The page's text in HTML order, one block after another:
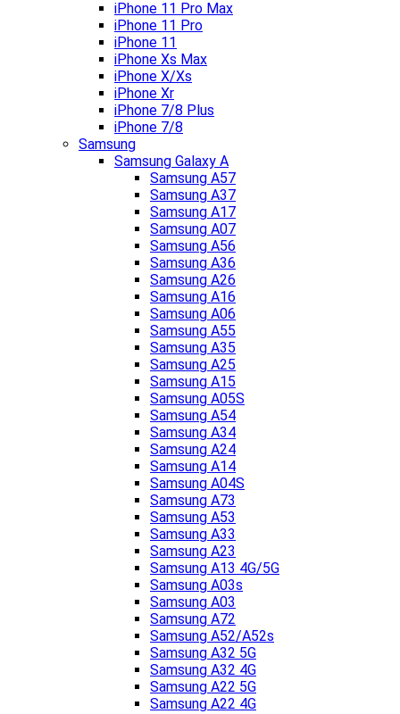
iPhone 11 Pro Max
iPhone 11 Pro
iPhone 11
iPhone Xs Max
iPhone X/Xs
iPhone Xr
iPhone 7/8 Plus
iPhone 7/8
Samsung
Samsung Galaxy A
Samsung A57
Samsung A37
Samsung A17
Samsung A07
Samsung A56
Samsung A36
Samsung A26
Samsung A16
Samsung A06
Samsung A55
Samsung A35
Samsung A25
Samsung A15
Samsung A05S
Samsung A54
Samsung A34
Samsung A24
Samsung A14
Samsung A04S
Samsung A73
Samsung A53
Samsung A33
Samsung A23
Samsung A13 4G/5G
Samsung A03s
Samsung A03
Samsung A72
Samsung A52/A52s
Samsung A32 5G
Samsung A32 4G
Samsung A22 5G
Samsung A22 4G